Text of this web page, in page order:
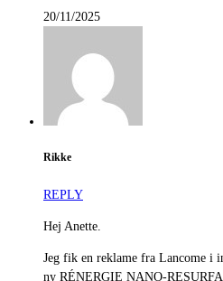
20/11/2025
Rikke
REPLY
Hej Anette.
Jeg fik en reklame fra Lancome i
ny RÉNERGIE NANO-